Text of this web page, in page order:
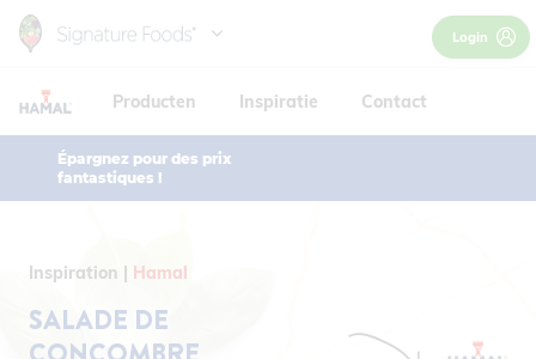
Skip
content
Login
Contact
Producten
France
België / NL
Belgique / FR
Producten Inspiratie Contact
Épargnez pour des prix
fantastiques !
Inspiration Hamal
SALADE DE